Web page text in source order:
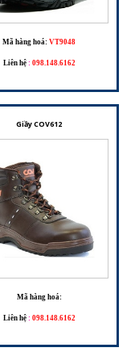
Mã hàng hoá: VT9048
Liên hệ : 098.148.6162
Giầy COV612
Mã hàng hoá:
Liên hệ : 098.148.6162